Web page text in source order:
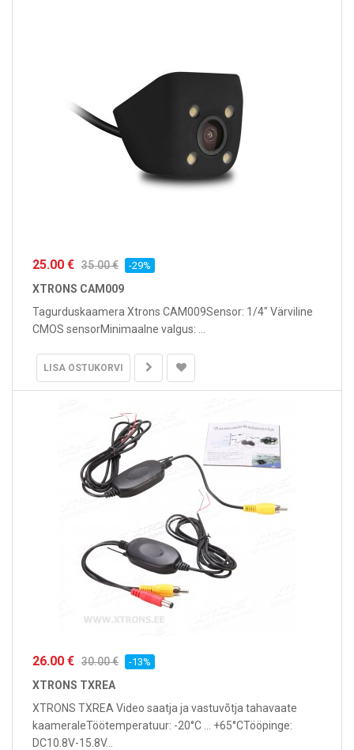
25.00 € 35.00 € -29%
XTRONS CAM009
Tagurduskaamera Xtrons CAM009Sensor: 1/4" Värviline
CMOS sensorMinimaalne valgus: ...
LISA OSTUKORVI
26.00 € 30.00 € -13%
XTRONS TXREA
XTRONS TXREA Video saatja ja vastuvõtja tahavaate
kaameraleTöötemperatuur: -20°C ... +65°CTööpinge:
DC10.8V-15.8V...